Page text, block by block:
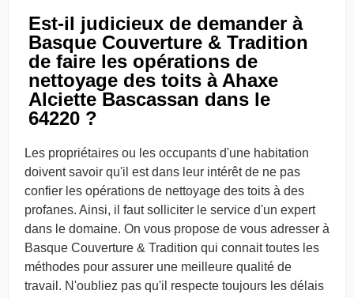
Est-il judicieux de demander à
Basque Couverture & Tradition
de faire les opérations de
nettoyage des toits à Ahaxe
Alciette Bascassan dans le
64220 ?
Les propriétaires ou les occupants d'une habitation
doivent savoir qu'il est dans leur intérêt de ne pas
confier les opérations de nettoyage des toits à des
profanes. Ainsi, il faut solliciter le service d'un expert
dans le domaine. On vous propose de vous adresser à
Basque Couverture & Tradition qui connait toutes les
méthodes pour assurer une meilleure qualité de
travail. N'oubliez pas qu'il respecte toujours les délais